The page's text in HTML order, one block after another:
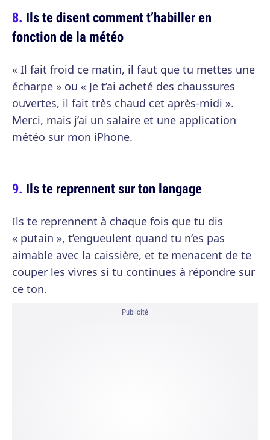
Ils te disent comment t’habiller en
fonction de la météo
« Il fait froid ce matin, il faut que tu mettes une
écharpe » ou « Je t’ai acheté des chaussures
ouvertes, il fait très chaud cet après-midi ».
Merci, mais j’ai un salaire et une application
météo sur mon iPhone.
Ils te reprennent sur ton langage
Ils te reprennent à chaque fois que tu dis
« putain », t’engueulent quand tu n’es pas
aimable avec la caissière, et te menacent de te
couper les vivres si tu continues à répondre sur
ce ton.
Publicité